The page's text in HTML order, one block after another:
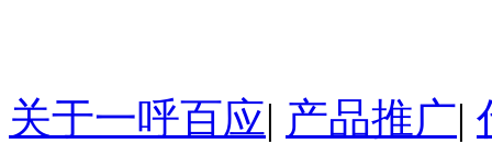
关于一呼百应| 产品推广|